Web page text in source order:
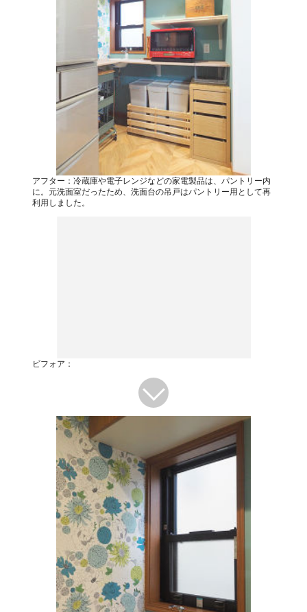
アフター：冷蔵庫や電子レンジなどの家電製品は、パントリー内
に。元洗面室だったため、洗面台の吊戸はパントリー用として再
利用しました。
ビフォア：